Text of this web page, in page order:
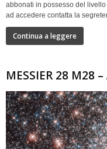
abbonati in possesso del
ad accedere contatta la
Continua a leggere
MESSIER 28 M28